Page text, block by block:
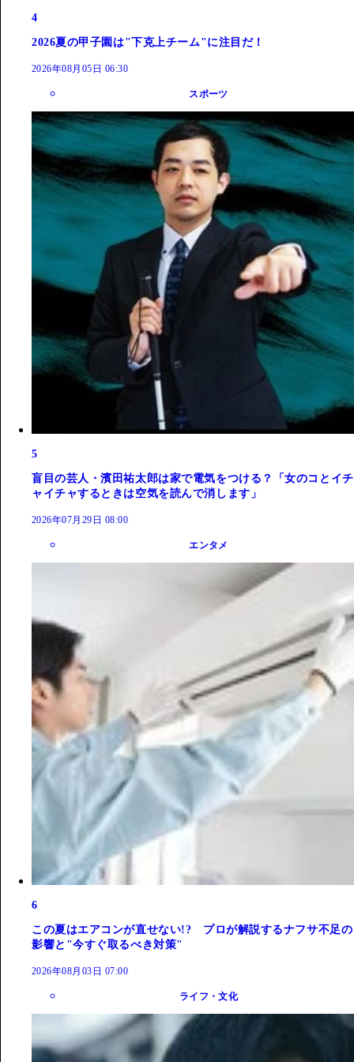
4
2026夏の甲子園は"下克上チーム"に注目だ！
2026年08月05日 06:30
スポーツ
5
盲目の芸人・濱田祐太郎は家で電気をつける？「女のコとイチ
ャイチャするときは空気を読んで消します」
2026年07月29日 08:00
エンタメ
6
この夏はエアコンが直せない!? プロが解説するナフサ不足の
影響と"今すぐ取るべき対策"
2026年08月03日 07:00
ライフ・文化